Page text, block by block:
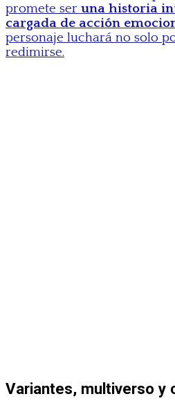
promete ser una historia
cargada de acción
personaje luchará no solo
redimirse.
Variantes, multiverso y